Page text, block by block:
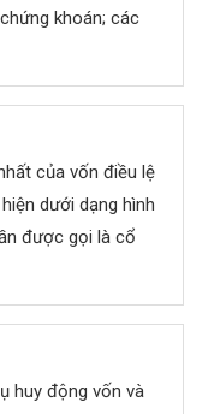
khoán; các
của vốn điều lệ
dưới dạng hình
được gọi là cổ
huy động vốn và